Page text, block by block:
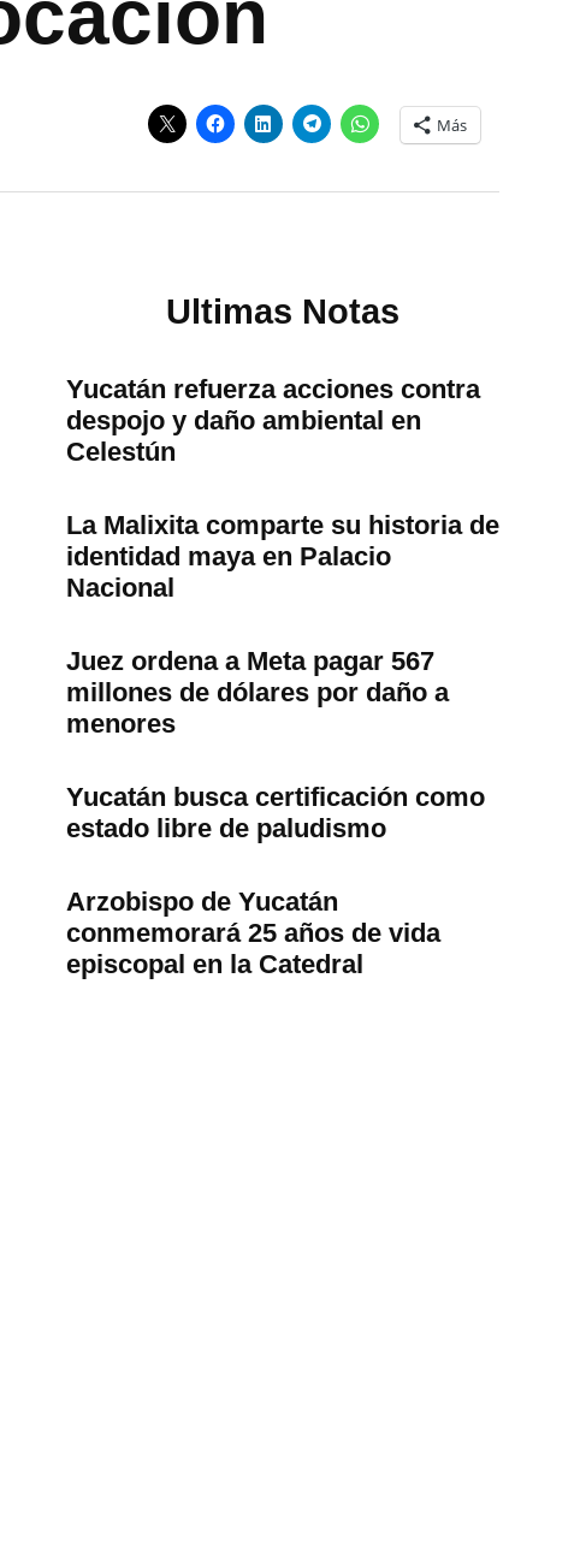
Más
Ultimas Notas
Yucatán refuerza acciones contra
despojo y daño ambiental en
Celestún
La Malixita comparte su historia de
identidad maya en Palacio
Nacional
Juez ordena a Meta pagar 567
millones de dólares por daño a
menores
Yucatán busca certificación como
estado libre de paludismo
Arzobispo de Yucatán
conmemorará 25 años de vida
episcopal en la Catedral